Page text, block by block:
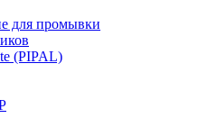
для промывки
(PIPAL)